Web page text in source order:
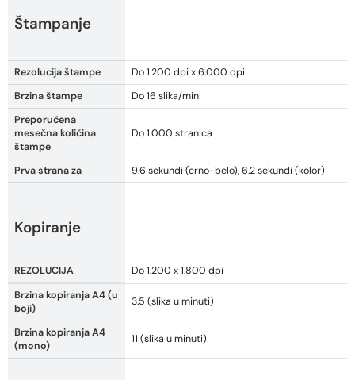
Štampanje
Rezolucija štampe
Do 1.200 dpi x 6.000 dpi
Brzina štampe
Do 16 slika/min
Preporučena
mesečna količina
štampe
Do 1.000 stranica
Prva strana za 9.6 sekundi (crno-belo), 6.2 sekundi (kolor)
Kopiranje
REZOLUCIJA
Do 1.200 x 1.800 dpi
Brzina kopiranja A4 (u
boji)
3.5 (slika u minuti)
Brzina kopiranja A4
(mono)
11 (slika u minuti)